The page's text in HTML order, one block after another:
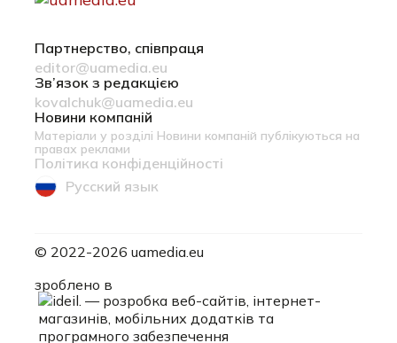
Партнерство, співпраця
editor@uamedia.eu
Зв’язок з редакцією
kovalchuk@uamedia.eu
Новини компаній
Матеріали у розділі Новини компаній публікуються на
правах реклами
Політика конфіденційності
Русский язык
© 2022-2026 uamedia.eu
зроблено в